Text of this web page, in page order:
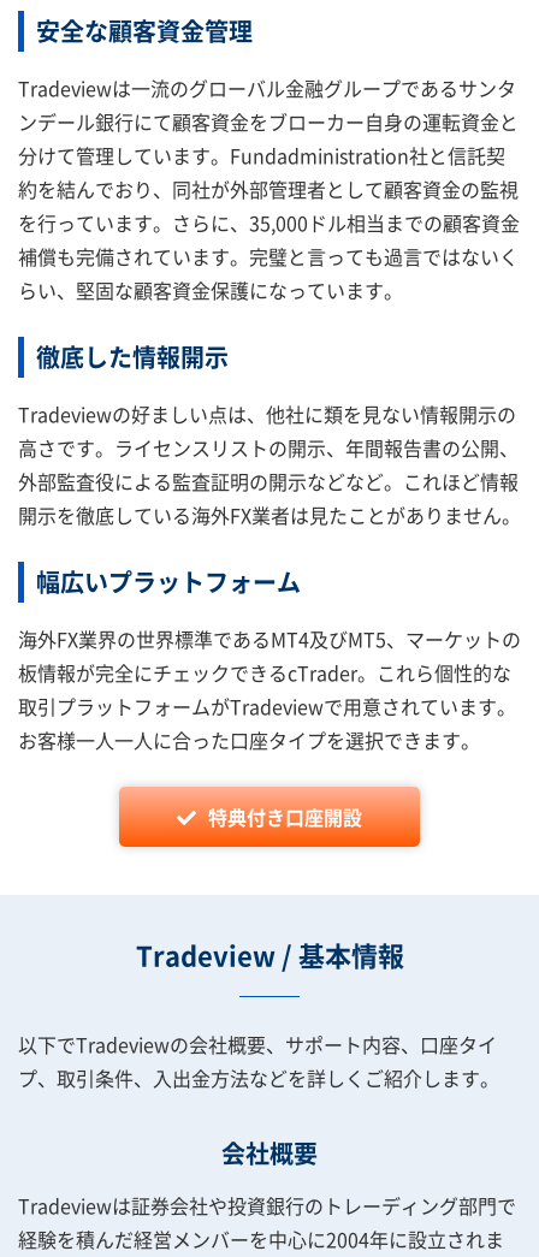
安全な顧客資金管理
Tradeviewは一流のグローバル金融グループであるサンタ
ンデール銀行にて顧客資金をブローカー自身の運転資金と
分けて管理しています。Fundadministration社と信託契
約を結んでおり、同社が外部管理者として顧客資金の監視
を行っています。さらに、35,000ドル相当までの顧客資金
補償も完備されています。完璧と言っても過言ではないく
らい、堅固な顧客資金保護になっています。
徹底した情報開示
Tradeviewの好ましい点は、他社に類を見ない情報開示の
高さです。ライセンスリストの開示、年間報告書の公開、
外部監査役による監査証明の開示などなど。これほど情報
開示を徹底している海外FX業者は見たことがありません。
幅広いプラットフォーム
海外FX業界の世界標準であるMT4及びMT5、マーケットの
板情報が完全にチェックできるcTrader。これら個性的な
取引プラットフォームがTradeviewで用意されています。
お客様一人一人に合った口座タイプを選択できます。
特典付き口座開設
Tradeview / 基本情報
以下でTradeviewの会社概要、サポート内容、口座タイ
プ、取引条件、入出金方法などを詳しくご紹介します。
会社概要
Tradeviewは証券会社や投資銀行のトレーディング部門で
経験を積んだ経営メンバーを中心に2004年に設立されま